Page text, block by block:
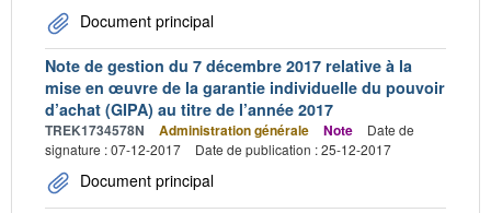
Document principal
Note de gestion du 7 décembre 2017 relative à la
mise en œuvre de la garantie individuelle du pouvoir
d’achat (GIPA) au titre de l’année 2017
TREK1734578N Administration générale Note
Date de
signature : 07-12-2017
Date de publication : 25-12-2017
Document principal